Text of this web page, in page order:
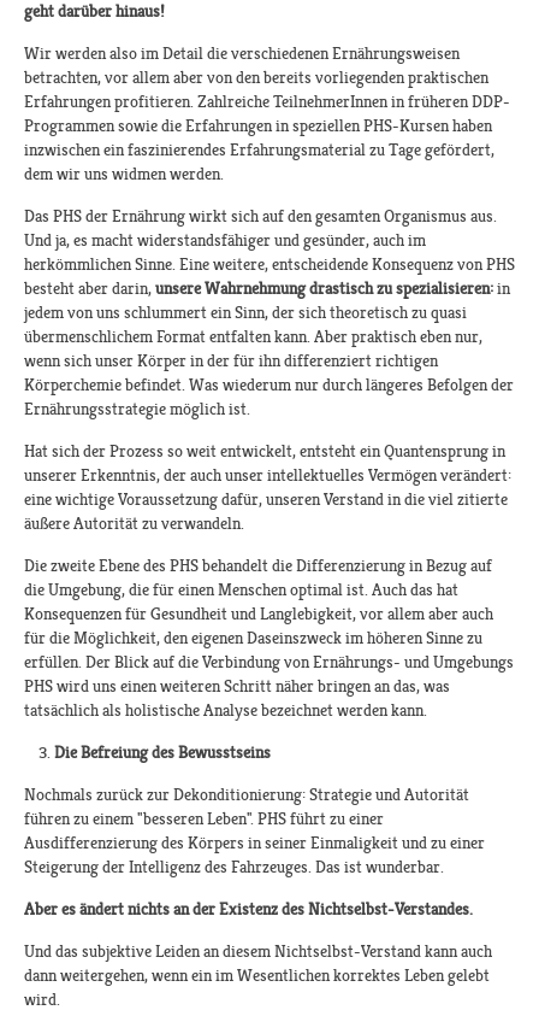
geht darüber hinaus!
Wir werden also im Detail die verschiedenen Ernährungsweisen
betrachten, vor allem aber von den bereits vorliegenden praktischen
Erfahrungen profitieren. Zahlreiche TeilnehmerInnen in früheren DDP-
Programmen sowie die Erfahrungen in speziellen PHS-Kursen haben
inzwischen ein faszinierendes Erfahrungsmaterial zu Tage gefördert,
dem wir uns widmen werden.
Das PHS der Ernährung wirkt sich auf den gesamten Organismus aus.
Und ja, es macht widerstandsfähiger und gesünder, auch im
herkömmlichen Sinne. Eine weitere, entscheidende Konsequenz von PHS
besteht aber darin,unsere Wahrnehmung drastisch zu spezialisieren:in
jedem von uns schlummert ein Sinn, der sich theoretisch zu quasi
übermenschlichem Format entfalten kann. Aber praktisch eben nur,
wenn sich unser Körper in der für ihn differenziert richtigen
Körperchemie befindet. Was wiederum nur durch längeres Befolgen der
Ernährungsstrategie möglich ist.
Hat sich der Prozess so weit entwickelt, entsteht ein Quantensprung in
unserer Erkenntnis, der auch unser intellektuelles Vermögen verändert:
eine wichtige Voraussetzung dafür, unseren Verstand in die viel zitierte
äußere Autorität zu verwandeln.
Die zweite Ebene des PHS behandelt die Differenzierung in Bezug auf
die Umgebung, die für einen Menschen optimal ist. Auch das hat
Konsequenzen für Gesundheit und Langlebigkeit, vor allem aber auch
für die Möglichkeit, den eigenen Daseinszweck im höheren Sinne zu
erfüllen. Der Blick auf die Verbindung von Ernährungs- und Umgebungs
PHS wird uns einen weiteren Schritt näher bringen an das, was
tatsächlich als holistische Analyse bezeichnet werden kann.
Die Befreiung des Bewusstseins
Nochmals zurück zur Dekonditionierung: Strategie und Autorität
führen zu einem "besseren Leben". PHS führt zu einer
Ausdifferenzierung des Körpers in seiner Einmaligkeit und zu einer
Steigerung der Intelligenz des Fahrzeuges. Das ist wunderbar.
Aber es ändert nichts an der Existenz des Nichtselbst-Verstandes.
Und das subjektive Leiden an diesem Nichtselbst-Verstand kann auch
dann weitergehen, wenn ein im Wesentlichen korrektes Leben gelebt
wird.